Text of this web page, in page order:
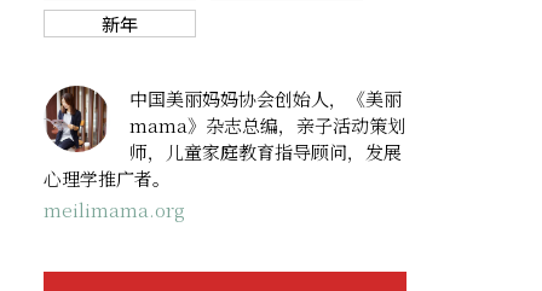
新年
中国美丽妈妈协会创始人，《美丽
mama》杂志总编，亲子活动策划
师，儿童家庭教育指导顾问，发展
心理学推广者。
meilimama.org